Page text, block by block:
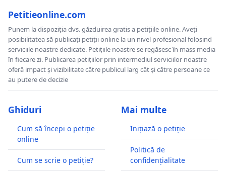
Petitieonline.com
Punem la dispoziția dvs. găzduirea gratis a petițiile online. Aveți
posibilitatea să publicați petiții online la un nivel profesional folosind
serviciile noastre dedicate. Petițiile noastre se regăsesc în mass media
în fiecare zi. Publicarea petițiilor prin intermediul serviciilor noastre
oferă impact și vizibilitate către publicul larg cât și către persoane ce
au putere de decizie
Ghiduri
Cum să începi o petiție
online
Cum se scrie o petiție?
Mai multe
Inițiază o petiție
Politică de
confidențialitate